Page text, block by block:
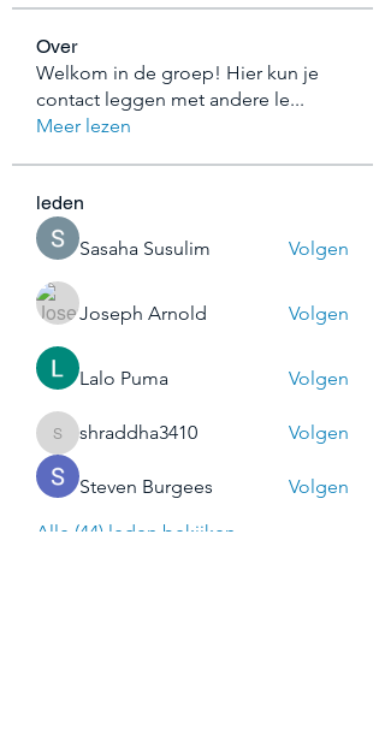
Over
Welkom in de groep! Hier kun je
contact leggen met andere le...
Meer lezen
leden
Sasaha Susulim
Volgen
Joseph Arnold Volgen
Lalo Puma Volgen
shraddha3410
shraddha3410 Volgen
Steven Burgees
Volgen
Alle (44) leden bekijken